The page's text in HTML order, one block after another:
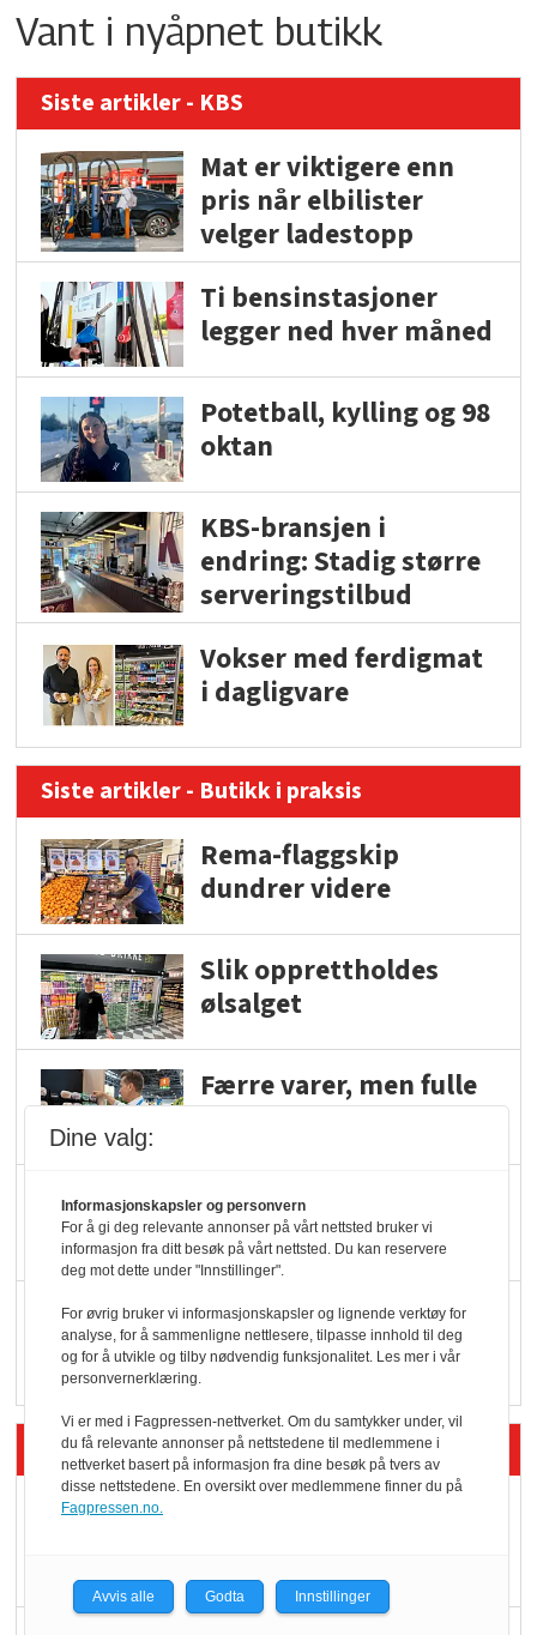
Vant i nyåpnet butikk
Siste artikler - KBS
Mat er viktigere enn
pris når elbilister
velger ladestopp
Ti bensinstasjoner
legger ned hver måned
Potetball, kylling og 98
oktan
KBS-bransjen i
endring: Stadig større
serveringstilbud
Vokser med ferdigmat
i dagligvare
Siste artikler - Butikk i praksis
Rema-flaggskip
dundrer videre
Slik opprettholdes
ølsalget
Færre varer, men fulle
hyller
KI lager mat i butikken
Q passerte 1 milliard i
Rema i 2025
Siste artikler - Økologisk
melkemangel
Dine valg:
Informasjonskapsler og personvern
For å gi deg relevante annonser på vårt nettsted bruker vi
informasjon fra ditt besøk på vårt nettsted. Du kan reservere
deg mot dette under "Innstillinger".
For øvrig bruker vi informasjonskapsler og lignende verktøy for
analyse, for å sammenligne nettlesere, tilpasse innhold til deg
og for å utvikle og tilby nødvendig funksjonalitet. Les mer i vår
personvernerklæring.
Vi er med i Fagpressen-nettverket. Om du samtykker under, vil
du få relevante annonser på nettstedene til medlemmene i
nettverket basert på informasjon fra dine besøk på tvers av
disse nettstedene. En oversikt over medlemmene finner du på
Fagpressen.no.
Avvis alle Godta Innstillinger